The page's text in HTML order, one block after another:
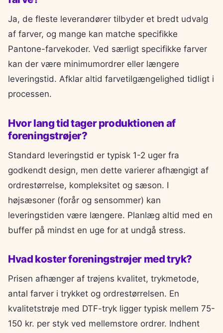
Ja, de fleste leverandører tilbyder et bredt udvalg
af farver, og mange kan matche specifikke
Pantone-farvekoder. Ved særligt specifikke farver
kan der være minimumordrer eller længere
leveringstid. Afklar altid farvetilgængelighed tidligt i
processen.
Hvor lang tid tager produktionen af
foreningstrøjer?
Standard leveringstid er typisk 1-2 uger fra
godkendt design, men dette varierer afhængigt af
ordrestørrelse, kompleksitet og sæson. I
højsæsoner (forår og sensommer) kan
leveringstiden være længere. Planlæg altid med en
buffer på mindst en uge for at undgå stress.
Hvad koster foreningstrøjer med tryk?
Prisen afhænger af trøjens kvalitet, trykmetode,
antal farver i trykket og ordrestørrelsen. En
kvalitetstrøje med DTF-tryk ligger typisk mellem 75-
150 kr. per styk ved mellemstore ordrer. Indhent